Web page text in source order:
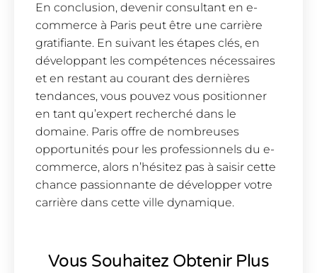
En conclusion, devenir consultant en e-
commerce à Paris peut être une carrière
gratifiante. En suivant les étapes clés, en
développant les compétences nécessaires
et en restant au courant des dernières
tendances, vous pouvez vous positionner
en tant qu’expert recherché dans le
domaine. Paris offre de nombreuses
opportunités pour les professionnels du e-
commerce, alors n’hésitez pas à saisir cette
chance passionnante de développer votre
carrière dans cette ville dynamique.
Vous Souhaitez Obtenir Plus